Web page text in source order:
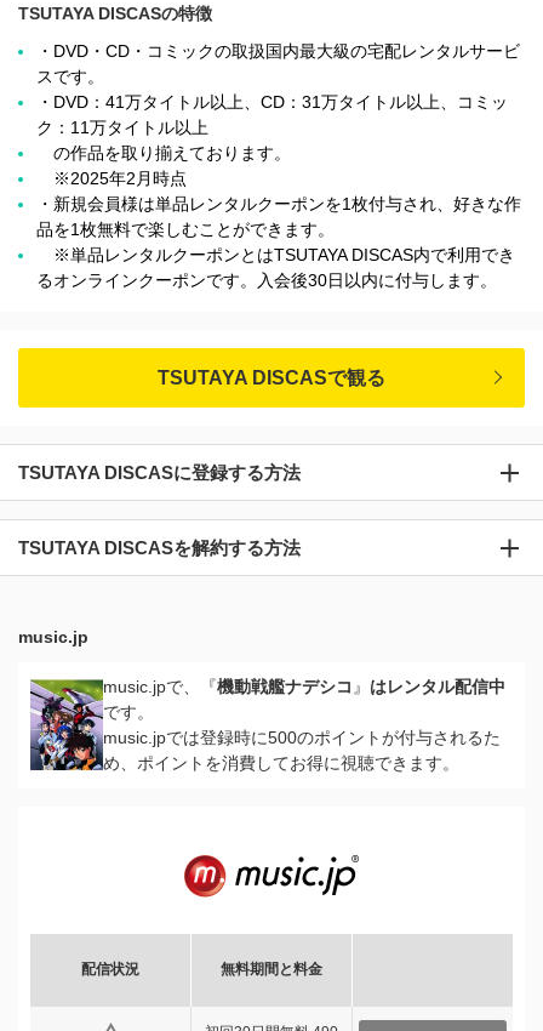
TSUTAYA DISCASの特徴
・DVD・CD・コミックの取扱国内最大級の宅配レンタルサービ
スです。
・DVD：41万タイトル以上、CD：31万タイトル以上、コミッ
ク：11万タイトル以上
の作品を取り揃えております。
※2025年2月時点
・新規会員様は単品レンタルクーポンを1枚付与され、好きな作
品を1枚無料で楽しむことができます。
※単品レンタルクーポンとはTSUTAYA DISCAS内で利用でき
るオンラインクーポンです。入会後30日以内に付与します。
TSUTAYA DISCASで観る
TSUTAYA DISCASに登録する方法
TSUTAYA DISCASを解約する方法
music.jp
music.jpで、『機動戦艦ナデシコ 』 はレンタル配信中
です。
music.jpでは登録時に500のポイントが付与されるた
め、ポイントを消費してお得に視聴できます。
配信状況 無料期間と料金